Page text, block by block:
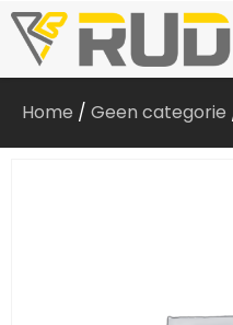
Home / Geen categorie